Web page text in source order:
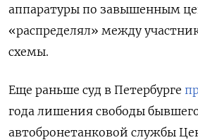
аппаратуры по завышенным
«распределял» между
схемы.
Еще раньше суд в Петербурге
года лишения свободы
автобронетанковой службы